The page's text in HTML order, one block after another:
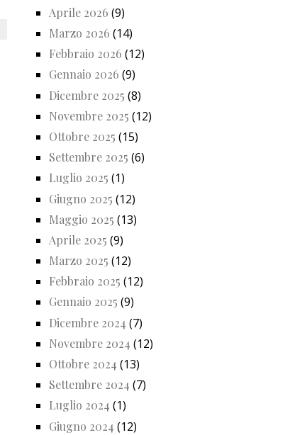
Aprile 2026 (9)
Marzo 2026 (14)
Febbraio 2026 (12)
Gennaio 2026 (9)
Dicembre 2025 (8)
Novembre 2025 (12)
Ottobre 2025 (15)
Settembre 2025 (6)
Luglio 2025 (1)
Giugno 2025 (12)
Maggio 2025 (13)
Aprile 2025 (9)
Marzo 2025 (12)
Febbraio 2025 (12)
Gennaio 2025 (9)
Dicembre 2024 (7)
Novembre 2024 (12)
Ottobre 2024 (13)
Settembre 2024 (7)
Luglio 2024 (1)
Giugno 2024 (12)